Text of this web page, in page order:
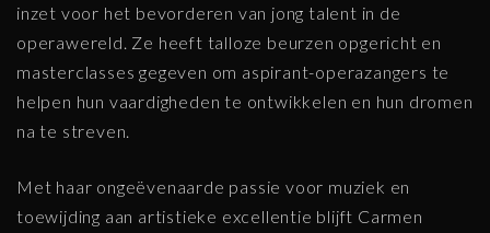
inzet voor het bevorderen van jong talent in de
operawereld. Ze heeft talloze beurzen opgericht en
masterclasses gegeven om aspirant-operazangers te
helpen hun vaardigheden te ontwikkelen en hun dromen
na te streven.
Met haar ongeëvenaarde passie voor muziek en
toewijding aan artistieke excellentie blijft Carmen